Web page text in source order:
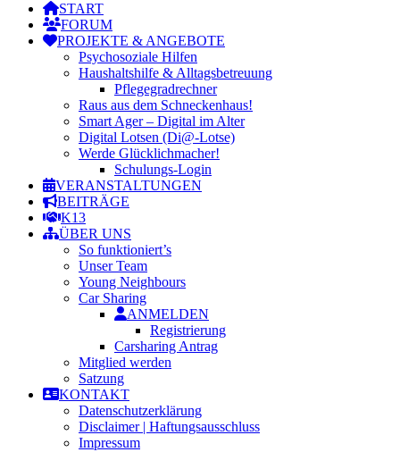
START
FORUM
PROJEKTE & ANGEBOTE
Psychosoziale Hilfen
Haushaltshilfe & Alltagsbetreuung
Pflegegradrechner
Raus aus dem Schneckenhaus!
Smart Ager – Digital im Alter
Digital Lotsen (Di@-Lotse)
Werde Glücklichmacher!
Schulungs-Login
VERANSTALTUNGEN
BEITRÄGE
K13
ÜBER UNS
So funktioniert’s
Unser Team
Young Neighbours
Car Sharing
ANMELDEN
Registrierung
Carsharing Antrag
Mitglied werden
Satzung
KONTAKT
Datenschutzerklärung
Disclaimer | Haftungsausschluss
Impressum